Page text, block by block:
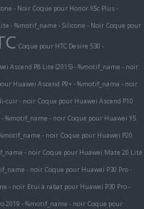
- Noir Coque pour Honor X5c Plus -
- %motif_name - Silicone - Noir Coque pour
Coque pour HTC Desire 530 -
Ascend P8 Lite (2015) - %motif_name - noir
Huawei Ascend P9+ - %motif_name - noir
cuir - noir Coque pour Huawei Ascend P10
- %motif_name - noir Coque pour Huawei Y5
- noir Coque pour Huawei P20
- noir Coque pour Huawei Mate 20 Lite
- noir Coque pour Huawei P30 Pro -
- noir Etui à rabat pour Huawei P30 Pro -
2019 - %motif_name - noir Coque pour